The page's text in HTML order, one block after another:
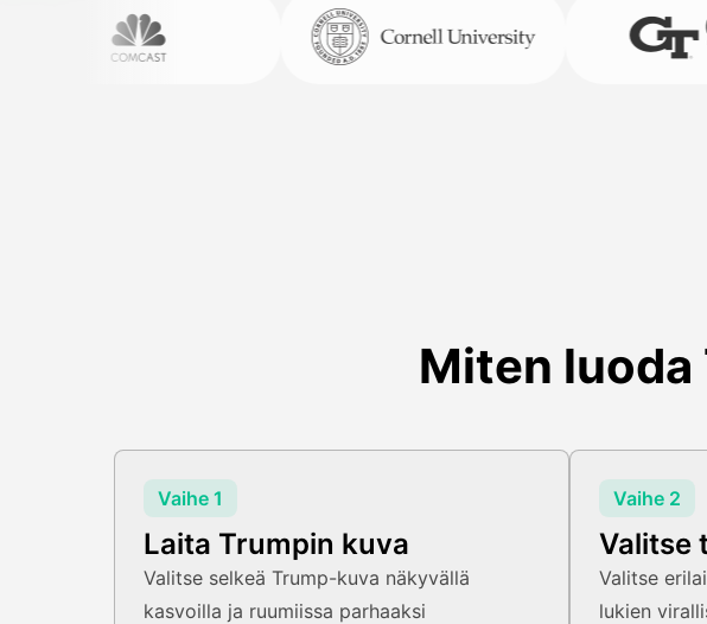
Miten
Vaihe 1
Laita Trumpin kuva
Valitse selkeä Trump-kuva näkyvällä
kasvoilla ja ruumiissa parhaaksi
Vaihe 2
Valitse
Valitse
lukien